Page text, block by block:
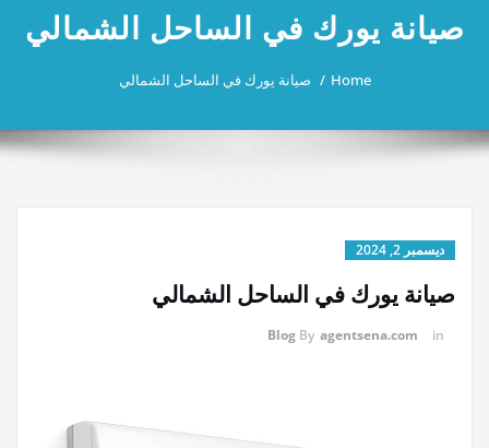
صيانة يورك في الساحل الشمالي
Home صيانة يورك في الساحل الشمالي
ديسمبر 2, 2024
صيانة يورك في الساحل الشمالي
By agentsena.com in
Blog